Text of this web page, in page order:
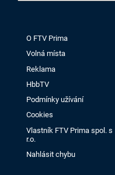
O FTV Prima
Volná místa
Reklama
HbbTV
Podmínky užívání
Cookies
Vlastník FTV Prima spol. s
r.o.
Nahlásit chybu